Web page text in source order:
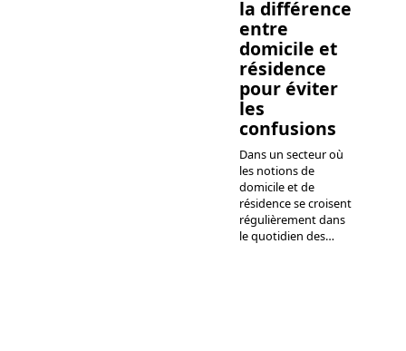
la différence
entre
domicile et
résidence
pour éviter
les
confusions
Dans un secteur où
les notions de
domicile et de
résidence se croisent
régulièrement dans
le quotidien des…